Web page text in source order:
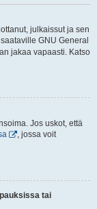
julkaissut ja sen
GNU General
jakaa vapaasti. Katso
Jos uskot, että
, jossa voit
tai